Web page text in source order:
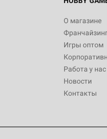
О магазине
Игры оптом
Работа у нас
Новости
Контакты